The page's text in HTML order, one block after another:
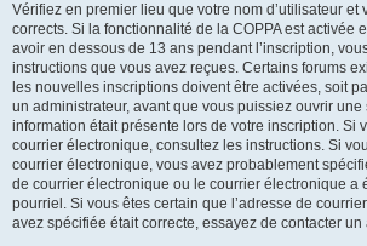
Vérifiez en premier lieu que votre nom d’utilisateur et
corrects. Si la fonctionnalité de la COPPA est activée
avoir en dessous de 13 ans pendant l’inscription,
instructions que vous avez reçues. Certains forums
les nouvelles inscriptions doivent être activées, soit
un administrateur, avant que vous puissiez ouvrir une
information était présente lors de votre inscription. Si
courrier électronique, consultez les instructions. Si
courrier électronique, vous avez probablement
de courrier électronique ou le courrier électronique a
pourriel. Si vous êtes certain que l’adresse de
avez spécifiée était correcte, essayez de contacter